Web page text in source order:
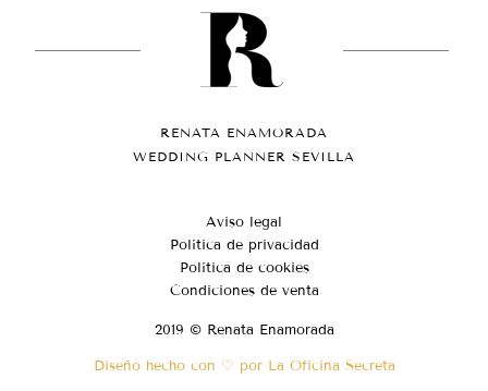
RENATA ENAMORADA
WEDDING PLANNER SEVILLA
Aviso legal
Política de privacidad
Política de cookies
Condiciones de venta
2019 © Renata Enamorada
Diseño hecho con ♡ por La Oficina Secreta